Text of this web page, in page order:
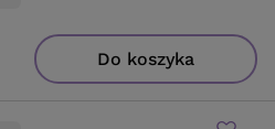
Do koszyka